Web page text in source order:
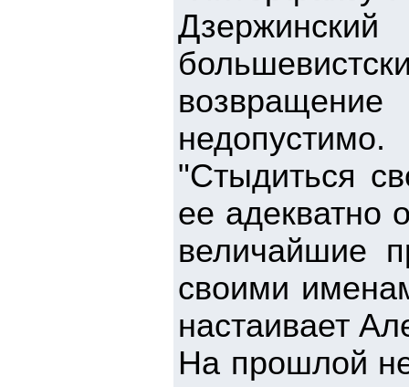
недопустимо.
"Стыдиться
ее адекватно
величайшие
своими
настаивает
На прошлой